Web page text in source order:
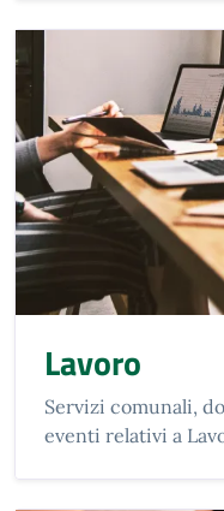
Lavoro
Servizi comunali,
eventi relativi a